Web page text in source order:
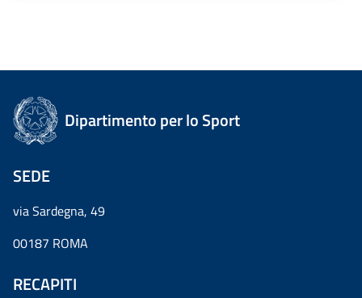
Dipartimento per lo Sport
SEDE
via Sardegna, 49
00187 ROMA
RECAPITI